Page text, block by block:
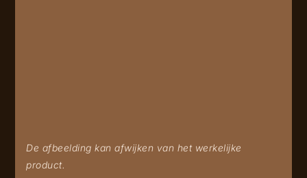
De afbeelding kan afwijken van het werkelijke
product.